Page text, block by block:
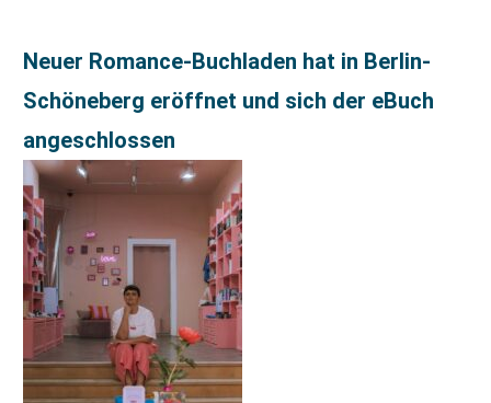
Neuer Romance-Buchladen hat in Berlin-
Schöneberg eröffnet und sich der eBuch
angeschlossen